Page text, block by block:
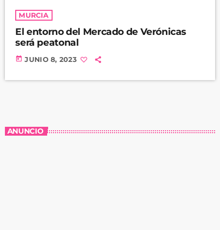
MURCIA
El entorno del Mercado de Verónicas
será peatonal
today JUNIO 8, 2023
ANUNCIO